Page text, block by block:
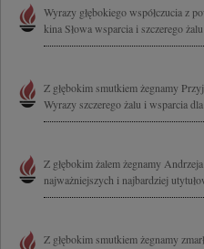
Wyrazy głębokiego współczucia z
kina Słowa wsparcia i szczerego
Z głębokim smutkiem żegnamy
Wyrazy szczerego żalu i wsparcia
Z głębokim żalem żegnamy
najważniejszych i najbardziej
Z głębokim smutkiem żegnamy